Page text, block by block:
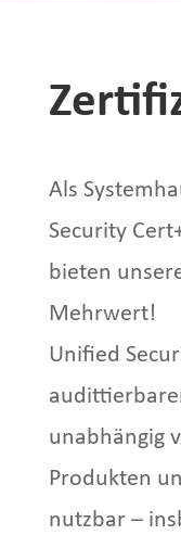
Als
Security
bieten
Mehrwert!
Unified
unabhängig
Produkten
nutzbar –